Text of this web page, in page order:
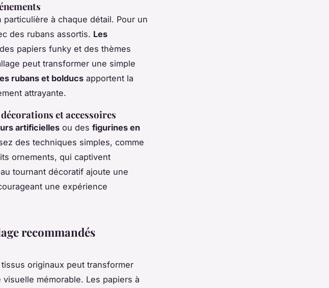
à chaque détail. Pour un
des rubans assortis. Les
papiers funky et des thèmes
peut transformer une simple
rubans et bolducs apportent la
attrayante.
et accessoires
artificielles ou des figurines en
des techniques simples, comme
ornements, qui captivent
tournant décoratif ajoute une
une expérience
recommandés
originaux peut transformer
mémorable. Les papiers à